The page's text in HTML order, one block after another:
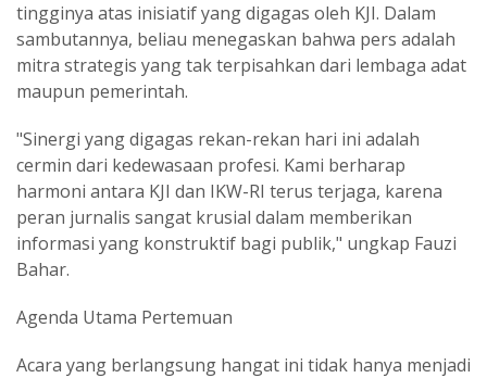
tingginya atas inisiatif yang digagas oleh KJI. Dalam
sambutannya, beliau menegaskan bahwa pers adalah
mitra strategis yang tak terpisahkan dari lembaga adat
maupun pemerintah.
‎"Sinergi yang digagas rekan-rekan hari ini adalah
cermin dari kedewasaan profesi. Kami berharap
harmoni antara KJI dan IKW-RI terus terjaga, karena
peran jurnalis sangat krusial dalam memberikan
informasi yang konstruktif bagi publik," ungkap Fauzi
Bahar.
‎Agenda Utama Pertemuan
‎Acara yang berlangsung hangat ini tidak hanya menjadi